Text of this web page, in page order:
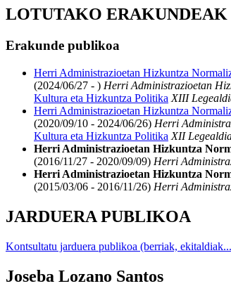
LOTUTAKO ERAKUNDEAK
Erakunde publikoa
Herri Administrazioetan Hizkuntza
(2024/06/27 - ) Herri Administrazioetan
Kultura eta Hizkuntza Politika XIII
Herri Administrazioetan Hizkuntza
(2020/09/10 - 2024/06/26) Herri
Kultura eta Hizkuntza Politika XII
Herri Administrazioetan Hizkuntza
(2016/11/27 - 2020/09/09) Herri
Herri Administrazioetan Hizkuntza
(2015/03/06 - 2016/11/26) Herri
JARDUERA PUBLIKOA
Kontsultatu jarduera publikoa (berriak,
Joseba Lozano Santos